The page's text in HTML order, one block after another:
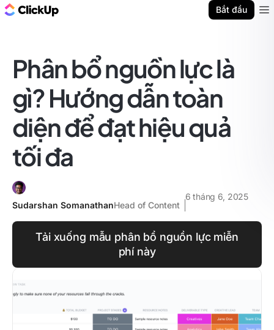
Bắt đầu
Phân bổ nguồn lực là
gì? Hướng dẫn toàn
diện để đạt hiệu quả
tối đa
Sudarshan SomanathanHead of Content
6 tháng 6, 2025
Tải xuống mẫu phân bổ nguồn lực miễn
phí này